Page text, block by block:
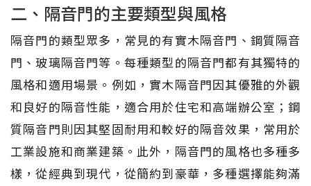
二、隔音門的主要類型與風格
隔音門的類型眾多，常見的有實木隔音門、鋼質隔音
門、玻璃隔音門等。每種類型的隔音門都有其獨特的
風格和適用場景。例如，實木隔音門因其優雅的外觀
和良好的隔音性能，適合用於住宅和高端辦公室；鋼
質隔音門則因其堅固耐用和較好的隔音效果，常用於
工業設施和商業建築。此外，隔音門的風格也多種多
樣，從經典到現代，從簡約到豪華，多種選擇能夠滿